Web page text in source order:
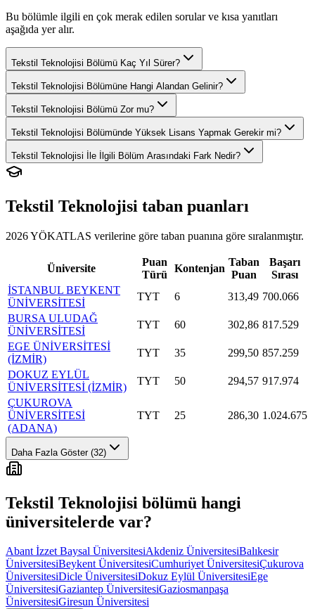
Bu bölümle ilgili en çok merak edilen sorular ve kısa yanıtları
aşağıda yer alır.
Tekstil Teknolojisi Bölümü Kaç Yıl Sürer?
Tekstil Teknolojisi Bölümüne Hangi Alandan Gelinir?
Tekstil Teknolojisi Bölümü Zor mu?
Tekstil Teknolojisi Bölümünde Yüksek Lisans Yapmak Gerekir mi?
Tekstil Teknolojisi İle İlgili Bölüm Arasındaki Fark Nedir?
Tekstil Teknolojisi taban puanları
2026 YÖKATLAS verilerine göre taban puanına göre sıralanmıştır.
Üniversite
Puan
Türü
Kontenjan
Taban
Puan
Başarı
Sırası
İSTANBUL BEYKENT
ÜNİVERSİTESİ
TYT 6 313,49 700.066
BURSA ULUDAĞ
ÜNİVERSİTESİ
TYT 60 302,86 817.529
EGE ÜNİVERSİTESİ
(İZMİR)
TYT 35 299,50 857.259
DOKUZ EYLÜL
ÜNİVERSİTESİ (İZMİR)
TYT 50 294,57 917.974
ÇUKUROVA
ÜNİVERSİTESİ
(ADANA)
TYT 25 286,30 1.024.675
Daha Fazla Göster (32)
Tekstil Teknolojisi bölümü hangi
üniversitelerde var?
Abant İzzet Baysal ÜniversitesiAkdeniz ÜniversitesiBalıkesir
ÜniversitesiBeykent ÜniversitesiCumhuriyet ÜniversitesiÇukurova
ÜniversitesiDicle ÜniversitesiDokuz Eylül ÜniversitesiEge
ÜniversitesiGaziantep ÜniversitesiGaziosmanpaşa
ÜniversitesiGiresun Üniversitesi